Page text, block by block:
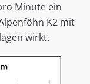
Minute ein
K2 mit
wirkt.